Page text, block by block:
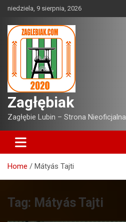
Skip
content
niedziela, 9 sierpnia, 2026
Zagłębiak
Zagłębie Lubin – Strona Nieoficjalna
Home Mátyás Tajti
Tag: Mátyás Tajti